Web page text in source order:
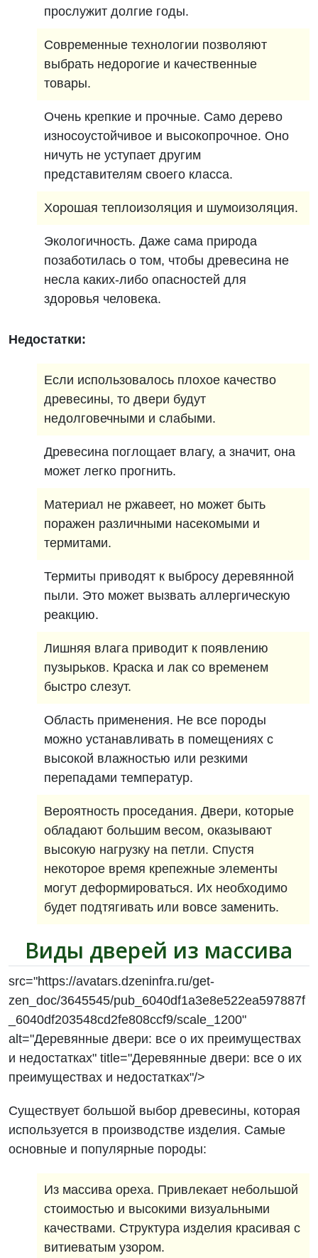
прослужит долгие годы.
Современные технологии позволяют
выбрать недорогие и качественные
товары.
Очень крепкие и прочные. Само дерево
износоустойчивое и высокопрочное. Оно
ничуть не уступает другим
представителям своего класса.
Хорошая теплоизоляция и шумоизоляция.
Экологичность. Даже сама природа
позаботилась о том, чтобы древесина не
несла каких-либо опасностей для
здоровья человека.
Недостатки:
Если использовалось плохое качество
древесины, то двери будут
недолговечными и слабыми.
Древесина поглощает влагу, а значит, она
может легко прогнить.
Материал не ржавеет, но может быть
поражен различными насекомыми и
термитами.
Термиты приводят к выбросу деревянной
пыли. Это может вызвать аллергическую
реакцию.
Лишняя влага приводит к появлению
пузырьков. Краска и лак со временем
быстро слезут.
Область применения. Не все породы
можно устанавливать в помещениях с
высокой влажностью или резкими
перепадами температур.
Вероятность проседания. Двери, которые
обладают большим весом, оказывают
высокую нагрузку на петли. Спустя
некоторое время крепежные элементы
могут деформироваться. Их необходимо
будет подтягивать или вовсе заменить.
Виды дверей из массива
src="https://avatars.dzeninfra.ru/get-
zen_doc/3645545/pub_6040df1a3e8e522ea597887f
_6040df203548cd2fe808ccf9/scale_1200"
alt="Деревянные двери: все о их преимуществах
и недостатках" title="Деревянные двери: все о их
преимуществах и недостатках"/>
Существует большой выбор древесины, которая
используется в производстве изделия. Самые
основные и популярные породы:
Из массива ореха. Привлекает небольшой
стоимостью и высокими визуальными
качествами. Структура изделия красивая с
витиеватым узором.